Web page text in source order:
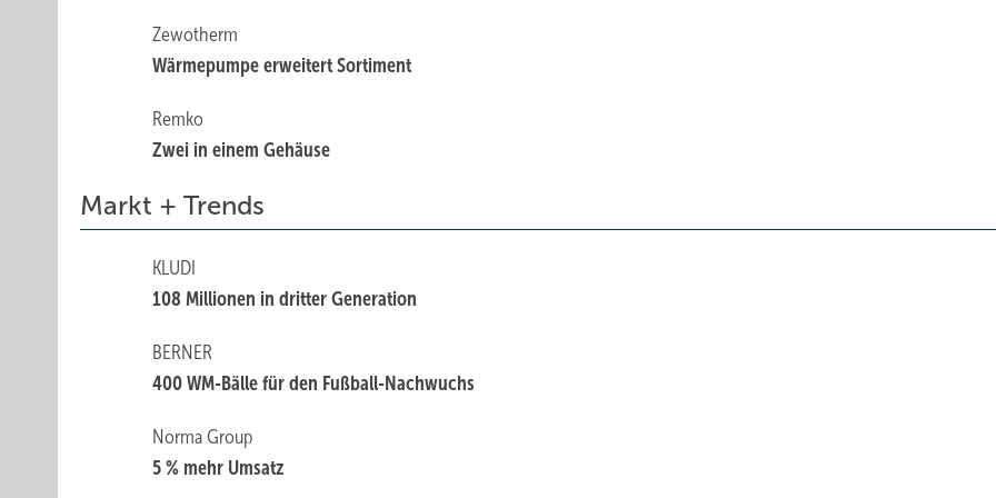
Zewotherm
Wärmepumpe erweitert Sortiment
Remko
Zwei in einem Gehäuse
Markt + Trends
KLUDI
108 Millionen in dritter Generation
BERNER
400 WM-Bälle für den ­Fußball-Nachwuchs
Norma Group
5 % mehr Umsatz